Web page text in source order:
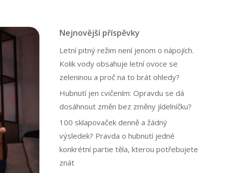
Nejnovější příspěvky
Letní pitný režim není jenom o nápojích.
Kolik vody obsahuje letní ovoce se
zeleninou a proč na to brát ohledy?
Hubnutí jen cvičením: Opravdu se dá
dosáhnout změn bez změny jídelníčku?
100 sklapovaček denně a žádný
výsledek? Pravda o hubnutí jedné
konkrétní partie těla, kterou potřebujete
znát